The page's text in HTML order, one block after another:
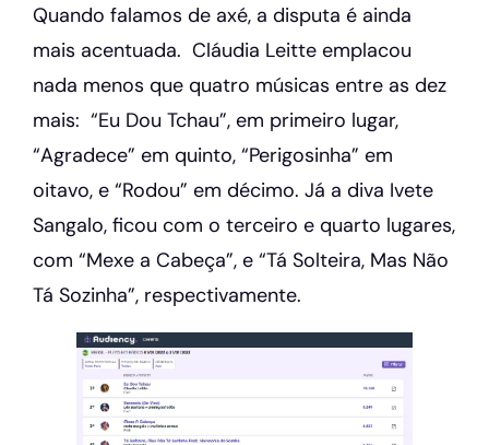
Quando falamos de axé, a disputa é ainda
mais acentuada. Cláudia Leitte emplacou
nada menos que quatro músicas entre as dez
mais: “Eu Dou Tchau”, em primeiro lugar,
“Agradece” em quinto, “Perigosinha” em
oitavo, e “Rodou” em décimo. Já a diva Ivete
Sangalo, ficou com o terceiro e quarto lugares,
com “Mexe a Cabeça”, e “Tá Solteira, Mas Não
Tá Sozinha”, respectivamente.